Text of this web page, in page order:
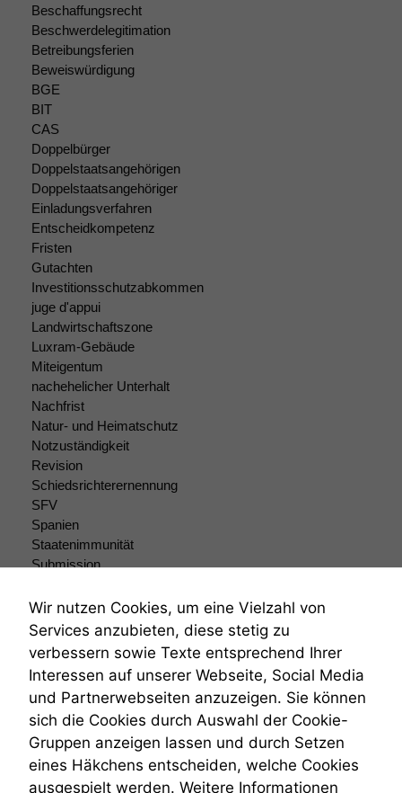
Beschaffungsrecht
Beschwerdelegitimation
Betreibungsferien
Beweiswürdigung
BGE
BIT
CAS
Doppelbürger
Doppelstaatsangehörigen
Doppelstaatsangehöriger
Einladungsverfahren
Entscheidkompetenz
Fristen
Gutachten
Investitionsschutzabkommen
juge d'appui
Landwirtschaftszone
Luxram-Gebäude
Miteigentum
nachehelicher Unterhalt
Nachfrist
Natur- und Heimatschutz
Notzuständigkeit
Revision
Schiedsrichterernennung
SFV
Spanien
Staatenimmunität
Submission
Teilungsklage
Venezuela
VRK
Wiederherstellungsanordnung
Zivilprozessordnung
ZPO
Zustellfiktion
Zuständigkeit
Öffentliches Personalrecht
Öffentlichkeitsprinzip
Wir nutzen Cookies, um eine Vielzahl von
Services anzubieten, diese stetig zu
verbessern sowie Texte entsprechend Ihrer
Interessen auf unserer Webseite, Social Media
und Partnerwebseiten anzuzeigen. Sie können
sich die Cookies durch Auswahl der Cookie-
Gruppen anzeigen lassen und durch Setzen
eines Häkchens entscheiden, welche Cookies
ausgespielt werden. Weitere Informationen
Einige
Funktionen auf
dieser Website
sind optional.
Wenn Sie
diese Option
deaktivieren,
kann die
Website nicht
zu 100%
funktionieren.